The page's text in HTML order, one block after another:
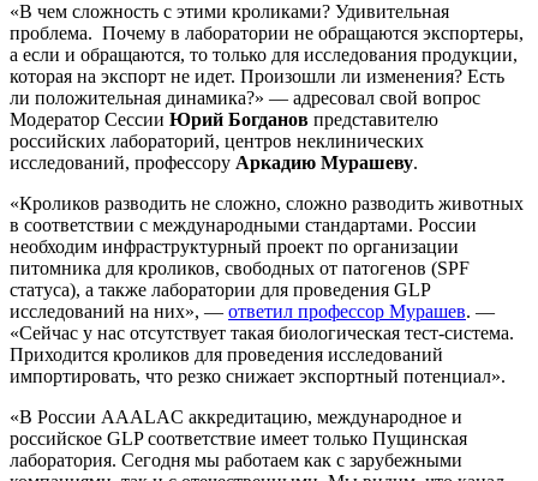
«В чем сложность с этими кроликами? Удивительная
проблема. Почему в лаборатории не обращаются экспортеры,
а если и обращаются, то только для исследования продукции,
которая на экспорт не идет. Произошли ли изменения? Есть
ли положительная динамика?» — адресовал свой вопрос
Модератор Сессии Юрий Богданов представителю
российских лабораторий, центров неклинических
исследований, профессору Аркадию Мурашеву.
«Кроликов разводить не сложно, сложно разводить животных
в соответствии с международными стандартами. России
необходим инфраструктурный проект по организации
питомника для кроликов, свободных от патогенов (SPF
статуса), а также лаборатории для проведения GLP
исследований на них», — ответил профессор Мурашев. —
«Сейчас у нас отсутствует такая биологическая тест-система.
Приходится кроликов для проведения исследований
импортировать, что резко снижает экспортный потенциал».
«В России AAALAC аккредитацию, международное и
российское GLP соответствие имеет только Пущинская
лаборатория. Сегодня мы работаем как с зарубежными